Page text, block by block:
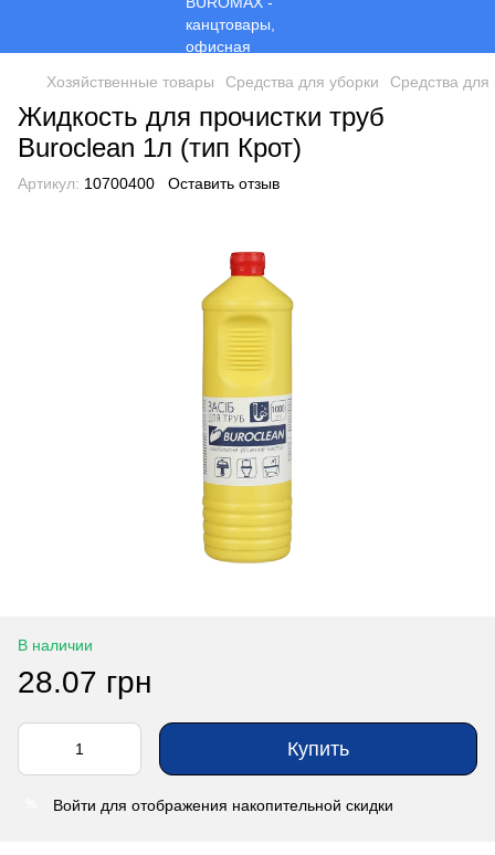
Хозяйственные товары Средства для уборки Средства для
Жидкость для прочистки труб
Buroclean 1л (тип Крот)
Артикул: 10700400 Оставить отзыв
В наличии
28.07 грн
Купить
Войти для отображения накопительной скидки